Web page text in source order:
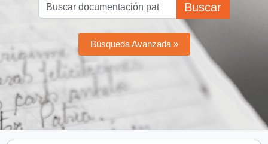
Buscar
Búsqueda Avanzada »